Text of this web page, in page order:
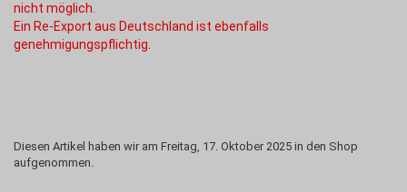
nicht möglich.
Ein Re-Export aus Deutschland ist ebenfalls
genehmigungspflichtig.
Diesen Artikel haben wir am Freitag, 17. Oktober 2025 in den Shop
aufgenommen.